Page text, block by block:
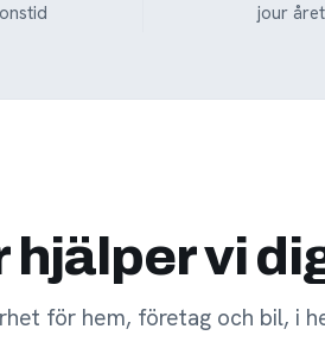
jour
hjälper vi
för hem, företag och bil, i